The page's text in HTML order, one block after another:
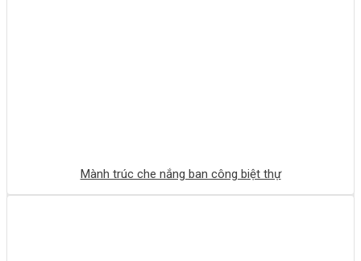
Mành trúc che nắng ban công biệt thự